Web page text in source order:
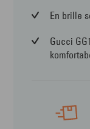
En brille
Gucci